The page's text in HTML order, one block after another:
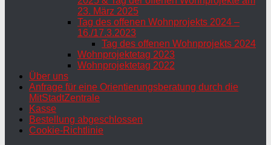
23. März 2025
Tag des offenen Wohnprojekts 2024 –
16./17.3.2023
Tag des offenen Wohnprojekts 2024
Wohnprojektetag 2023
Wohnprojektetag 2022
Über uns
Anfrage für eine Orientierungsberatung durch die
MitStadtZentrale
Kasse
Bestellung abgeschlossen
Cookie-Richtlinie